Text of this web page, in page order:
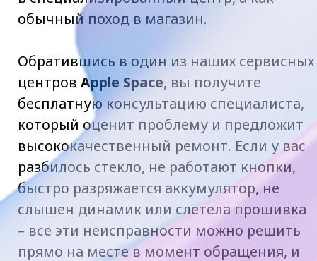
прямо на месте в момент обращения, и
вам не придется расставаться со своим
важной информации.
Продукция Apple по праву считается
одной из самых надежных и
качественных среди многообразия
электронных девайсов. Однако и она не
застрахована как от внешних
повреждений, так и от внутренних
неполадок. Наверное, каждый владелец
смартфона или планшета сталкивался с
тем, что любимый гаджет нечаянно
падал и разбивался или вдруг переставал
работать. Ситуация, конечно,
неприятная, но не решаемая.